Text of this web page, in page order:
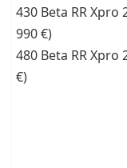
430 Beta RR Xpro
990 €)
480 Beta RR Xpro
€)